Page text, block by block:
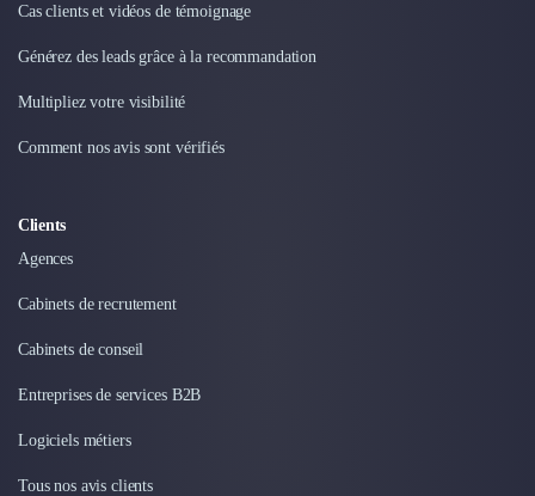
Cas clients et vidéos de témoignage
Générez des leads grâce à la recommandation
Multipliez votre visibilité
Comment nos avis sont vérifiés
Clients
Agences
Cabinets de recrutement
Cabinets de conseil
Entreprises de services B2B
Logiciels métiers
Tous nos avis clients